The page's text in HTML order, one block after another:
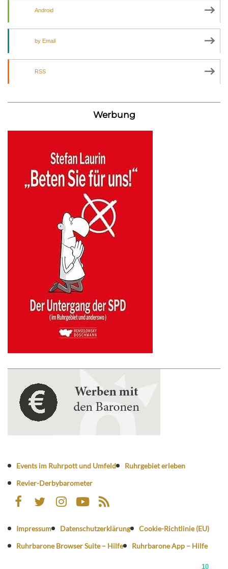
Android
by Email
RSS
Werbung
Events im Ruhrpott und Umfeld
Ruhrgebiet erleben
Revier-Derbybarometer
Impressum Datenschutzerklärung
Cookie-Richtlinie (EU)
Ruhrbarone Browser Suite – Hilfe
Ruhrbarone App – Hilfe
10